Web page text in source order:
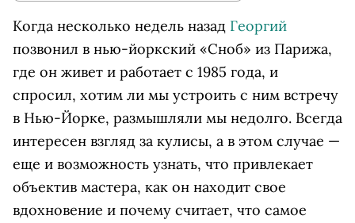
Когда несколько недель назад Георгий
позвонил в нью-йоркский «Сноб» из Парижа,
где он живет и работает с 1985 года, и
спросил, хотим ли мы устроить с ним встречу
в Нью-Йорке, размышляли мы недолго. Всегда
интересен взгляд за кулисы, а в этом случае —
еще и возможность узнать, что привлекает
объектив мастера, как он находит свое
вдохновение и почему считает, что самое